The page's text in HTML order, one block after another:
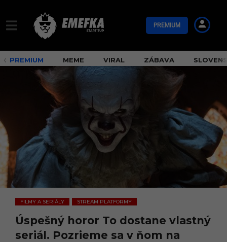
PREMIUM
PREMIUM MEME VIRAL ZÁBAVA
FILMY A SERIÁLY
,
STREAM PLATFORMY
Úspešný horor To dostane vlastný
seriál. Pozrieme sa v ňom na